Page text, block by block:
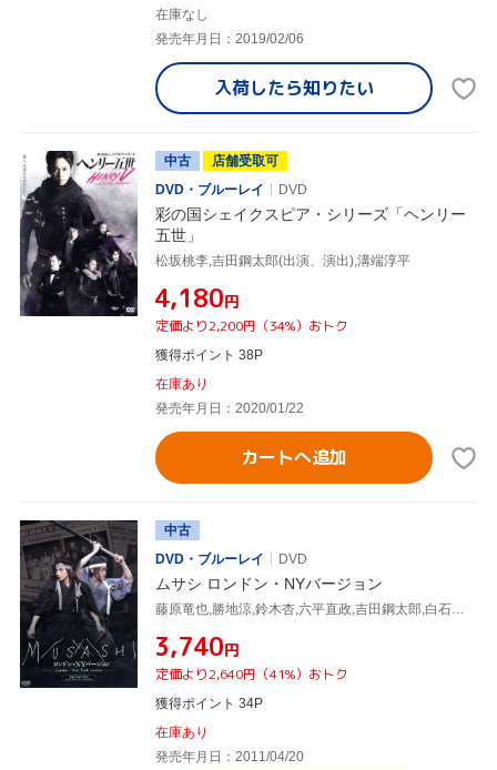
在庫なし
発売年月日：2019/02/06
入荷したら知りたい
中古
店舗受取可
DVD・ブルーレイ
DVD
彩の国シェイクスピア・シリーズ「ヘンリー
五世」
松坂桃李,吉田鋼太郎(出演、演出),溝端淳平
¥4,180円
定価より2,200円（34%）おトク
獲得ポイント 38P
在庫あり
発売年月日：2020/01/22
カートへ追加
中古
DVD・ブルーレイ
DVD
ムサシ ロンドン・NYバージョン
藤原竜也,勝地涼,鈴木杏,六平直政,吉田鋼太郎,白石加代子,宮川彬良(音楽)
¥3,740円
定価より2,640円（41%）おトク
獲得ポイント 34P
在庫あり
発売年月日：2011/04/20